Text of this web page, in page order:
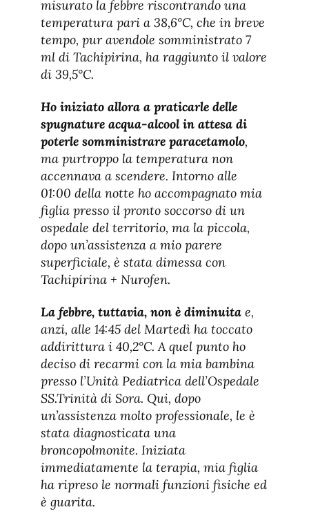
misurato la febbre riscontrando una
temperatura pari a 38,6°C, che in breve
tempo, pur avendole somministrato 7
ml di Tachipirina, ha raggiunto il valore
di 39,5°C.
Ho iniziato allora a praticarle delle
spugnature acqua-alcool in attesa di
poterle somministrare paracetamolo,
ma purtroppo la temperatura non
accennava a scendere. Intorno alle
01:00 della notte ho accompagnato mia
figlia presso il pronto soccorso di un
ospedale del territorio, ma la piccola,
dopo un’assistenza a mio parere
superficiale, è stata dimessa con
Tachipirina + Nurofen.
La febbre, tuttavia, non è diminuita e,
anzi, alle 14:45 del Martedì ha toccato
addirittura i 40,2°C. A quel punto ho
deciso di recarmi con la mia bambina
presso l’Unità Pediatrica dell’Ospedale
SS.Trinità di Sora. Qui, dopo
un’assistenza molto professionale, le è
stata diagnosticata una
broncopolmonite. Iniziata
immediatamente la terapia, mia figlia
ha ripreso le normali funzioni fisiche ed
è guarita.